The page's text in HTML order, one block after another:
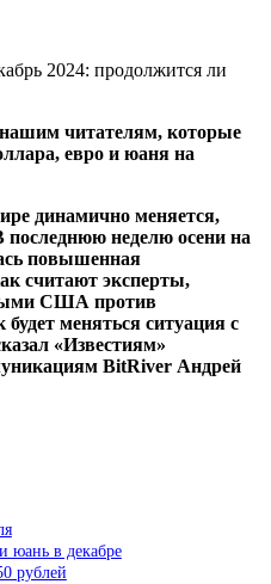
нашим читателям, которые
евро и юаня на
динамично меняется,
неделю осени на
повышенная
считают эксперты,
США против
меняться ситуация с
«Известиям»
BitRiver Андрей
юань в декабре
рублей